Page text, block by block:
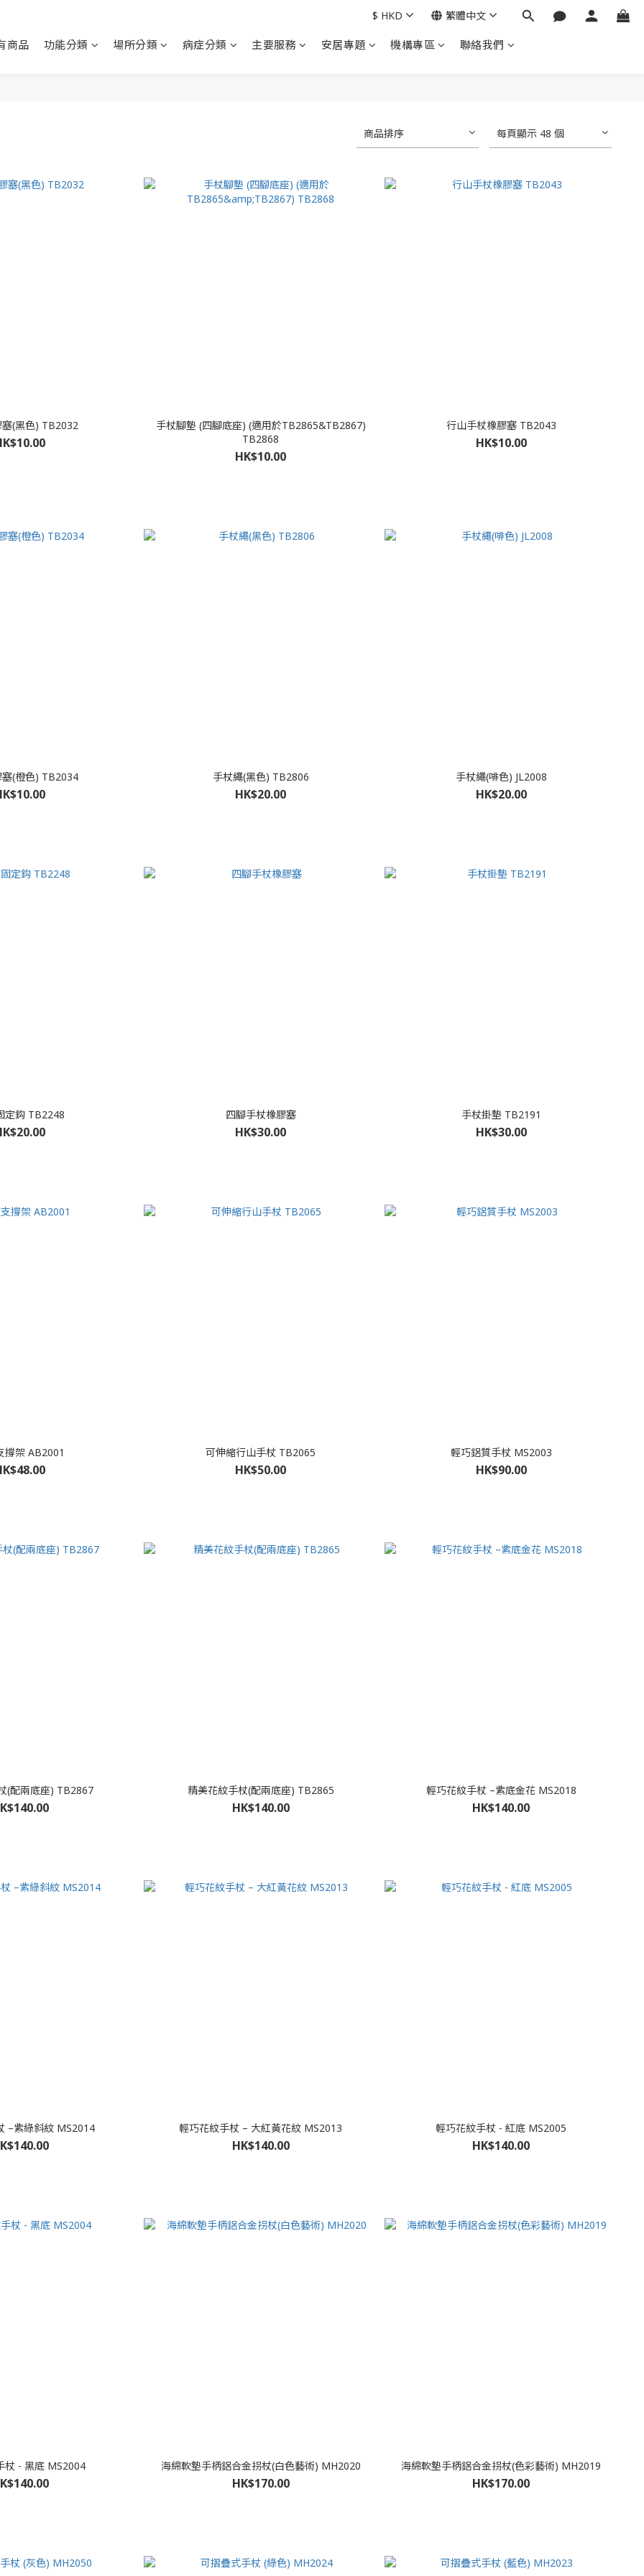
商品 功能分類 場所分類 病症分類 主要服務 安居專題 機構專區 聯絡我們
$ HKD 繁體中文
商品排序 每頁顯示 48 個
(黑色) TB2032
手杖腳墊 (四腳底座) (適用於TB2865&TB2867)
TB2868
HK$10.00
行山手杖橡膠塞 TB2043
HK$10.00
(橙色) TB2034 手杖繩(黑色) TB2806
HK$20.00
手杖繩(啡色) JL2008
HK$20.00
定鈎 TB2248 四腳手杖橡膠塞
HK$30.00
手杖掛墊 TB2191
HK$30.00
撐架 AB2001 可伸縮行山手杖 TB2065
HK$50.00
輕巧鋁質手杖 MS2003
HK$90.00
(配兩底座) TB2867 精美花紋手杖(配兩底座) TB2865
HK$140.00
輕巧花紋手杖 –紫底金花 MS2018
HK$140.00
–紫綠斜紋 MS2014 輕巧花紋手杖 – 大紅黃花紋 MS2013
HK$140.00
輕巧花紋手杖 - 紅底 MS2005
HK$140.00
杖 - 黑底 MS2004 海綿軟墊手柄鋁合金拐杖(白色藝術) MH2020
HK$170.00
海綿軟墊手柄鋁合金拐杖(色彩藝術) MH2019
HK$170.00